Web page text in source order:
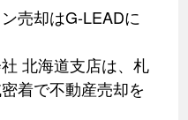
売却はG-LEADに
北海道支店は、札
着で不動産売却を